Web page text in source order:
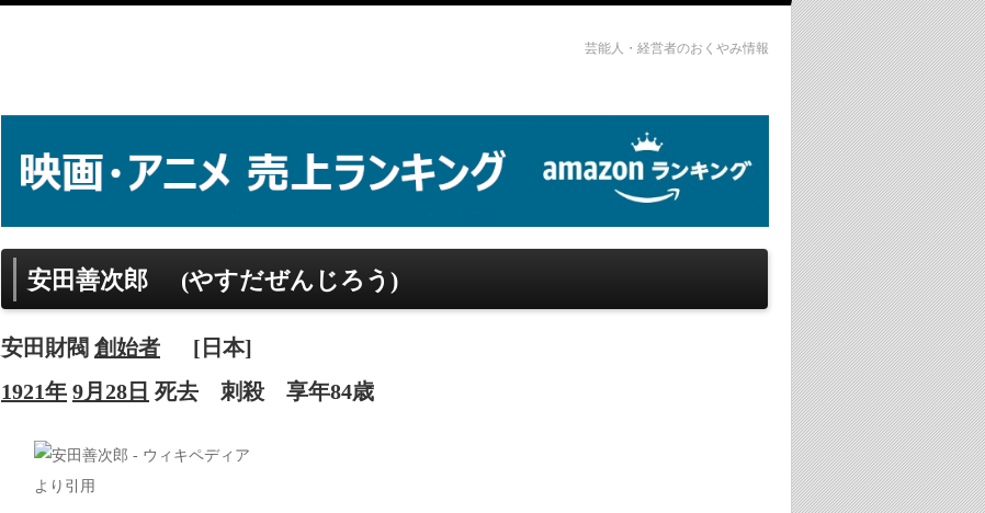
芸能人・経営者のおくやみ情報
安田善次郎 (やすだぜんじろう)
安田財閥 創始者
[日本]
1921年 9月28日 死去 刺殺 享年84歳